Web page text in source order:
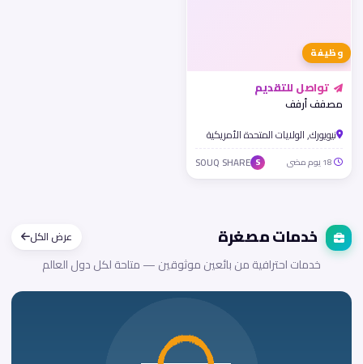
وظيفة
تواصل للتقديم
مصفف أرفف
نيويورك, الولايات المتحدة الأمريكية
S
SOUQ SHARE
خدمات مصغرة عرض الكل
خدمات احترافية من بائعين موثوقين — متاحة لكل دول العالم